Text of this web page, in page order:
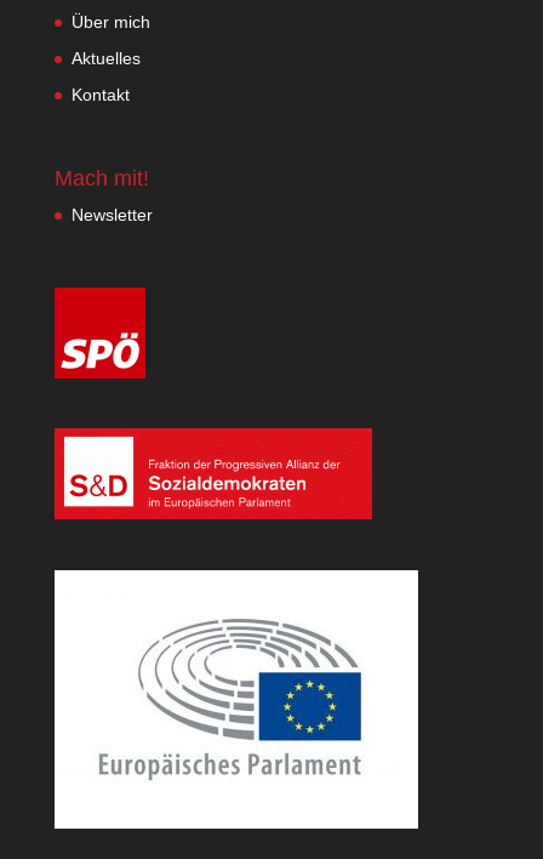
Über mich
Aktuelles
Kontakt
Mach mit!
Newsletter